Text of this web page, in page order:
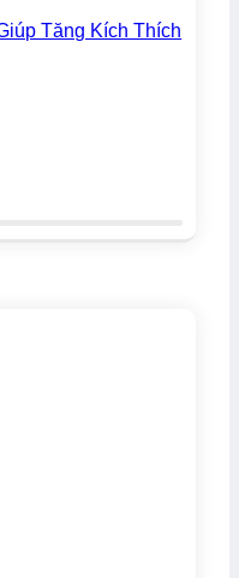
Tăng Kích Thích